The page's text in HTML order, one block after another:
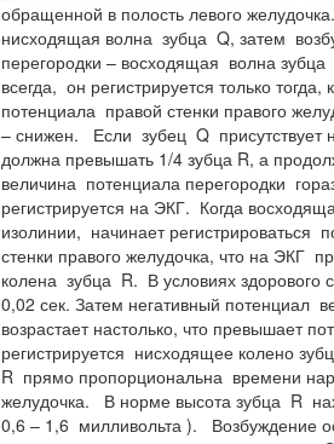
обращенной в полость левого
нисходящая волна зубца Q, затем
перегородки – восходящая волна
всегда, он регистрируется только
потенциала правой стенки правого
– снижен. Если зубец Q присутствует
должна превышать 1/4 зубца R, а
величина потенциала перегородки
регистрируется на ЭКГ. Когда
изолинии, начинает регистрироваться
стенки правого желудочка, что на ЭКГ
колена зубца R. В условиях здорового
0,02 сек. Затем негативный потенциал
возрастает настолько, что превышает
регистрируется нисходящее колено
R прямо пропорциональна времени
желудочка. В норме высота зубца R
0,6 – 1,6 милливольта ). Возбуждение